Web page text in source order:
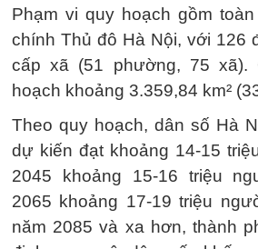
Phạm vi quy hoạch gồm
chính Thủ đô Hà Nội, với 126
cấp xã (51 phường, 75 xã).
hoạch khoảng 3.359,84 km²
Theo quy hoạch, dân số Hà
dự kiến đạt khoảng 14-15
2045 khoảng 15-16 triệu
2065 khoảng 17-19 triệu
năm 2085 và xa hơn, thành